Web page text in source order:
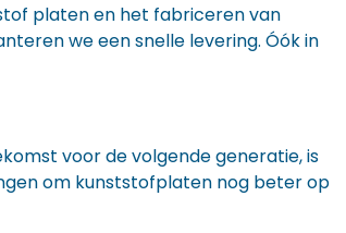
platen en het fabriceren van
we een snelle levering. Óók in
voor de volgende generatie, is
om kunststofplaten nog beter op